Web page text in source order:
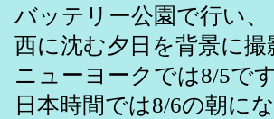
バッテリー公園で行い、
西に沈む夕日を背景に
ニューヨークでは8/5です
日本時間では8/6の朝に